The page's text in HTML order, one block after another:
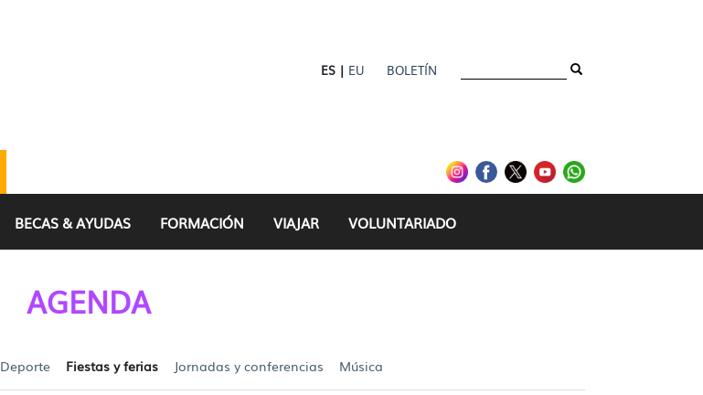
ES | EU BOLETÍN
BECAS & AYUDAS FORMACIÓN VIAJAR VOLUNTARIADO
AGENDA
Deporte Fiestas y ferias Jornadas y conferencias Música